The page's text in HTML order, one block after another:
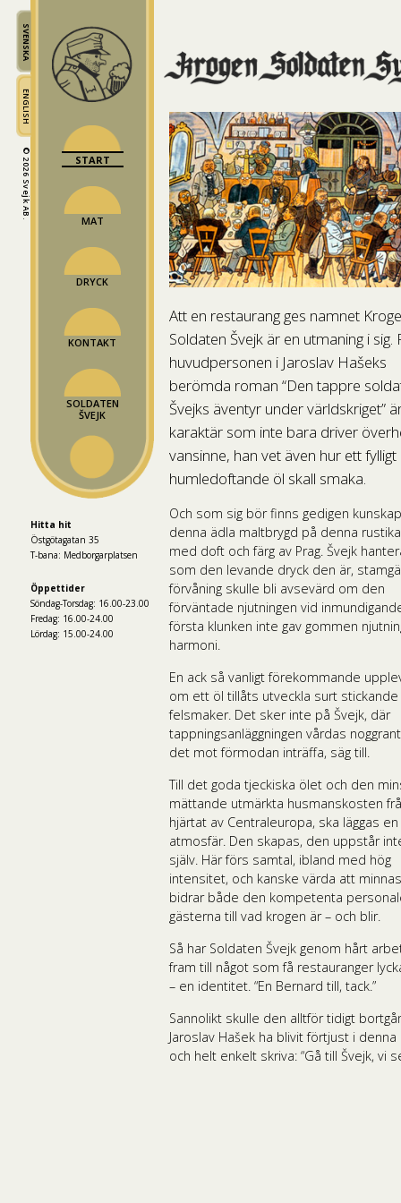
START
MAT
DRYCK
KONTAKT
SOLDATEN
ŠVEJK
Hitta hit
Östgötagatan 35
T-bana: Medborgarplatsen
Öppettider
Söndag-Torsdag: 16.00-23.00
Fredag: 16.00-24.00
Lördag: 15.00-24.00
SVENSKA
ENGLISH
© 2026 Svejk AB.
Att en restaurang ges namnet
Soldaten Švejk är en utmaning i sig.
huvudpersonen i Jaroslav Hašeks
berömda roman “Den tappre
Švejks äventyr under världskriget”
karaktär som inte bara driver
vansinne, han vet även hur ett fylligt
humledoftande öl skall smaka.
Och som sig bör finns gedigen
denna ädla maltbrygd på denna
med doft och färg av Prag. Švejk
som den levande dryck den är,
förvåning skulle bli avsevärd om den
förväntade njutningen vid
första klunken inte gav gommen
harmoni.
En ack så vanligt förekommande
om ett öl tillåts utveckla surt stickande
felsmaker. Det sker inte på Švejk, där
tappningsanläggningen vårdas
det mot förmodan inträffa, säg till.
Till det goda tjeckiska ölet och den
mättande utmärkta husmanskosten
hjärtat av Centraleuropa, ska läggas en
atmosfär. Den skapas, den uppstår
själv. Här förs samtal, ibland med hög
intensitet, och kanske värda att
bidrar både den kompetenta
gästerna till vad krogen är – och blir.
Så har Soldaten Švejk genom hårt
fram till något som få restauranger
– en identitet. “En Bernard till, tack.”
Sannolikt skulle den alltför tidigt
Jaroslav Hašek ha blivit förtjust i denna
och helt enkelt skriva: “Gå till Švejk, vi